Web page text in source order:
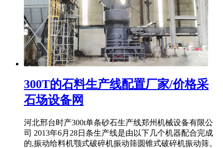
300T的石料生产线配置厂家/价格采
石场设备网
河北邢台时产300t单条砂石生产线郑州机械设备有限公
司 2013年6月28日条生产线是由以下几个机器配合完成
的,振动给料机颚式破碎机振动筛圆锥式破碎机振动筛。